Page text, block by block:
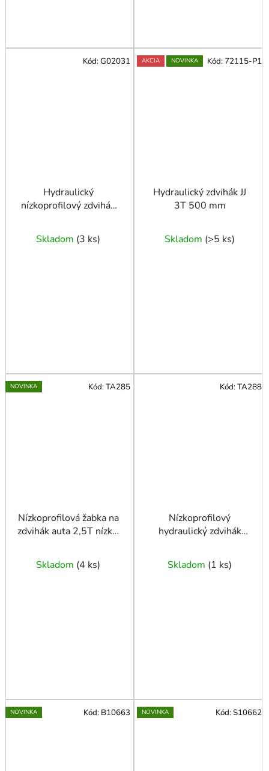
Hydraulický
nízkoprofilový zdvihák
hlavou
Skladom (3 ks)
Kód:G02031 AKCIA NOVINKA
Hydraulický zdvihák JJ
3T 500 mm
Skladom (>5 ks)
Kód: 72115-P1
NOVINKA
Nízkoprofilová žabka na
zdvihák auta 2,5T nízka,
Skladom (4 ks)
Kód:TA285
Nízkoprofilový
hydraulický zdvihák
Skladom (1 ks)
Kód:TA288
NOVINKA Kód: B10663 NOVINKA Kód:S10662